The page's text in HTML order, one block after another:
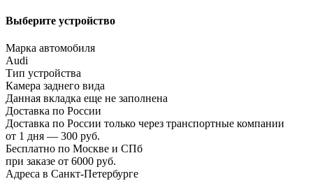
Выберите устройство
Марка автомобиля
Audi
Тип устройства
Камера заднего вида
Данная вкладка еще не заполнена
Доставка по России
Доставка по России только через транспортные компании
от 1 дня — 300 руб.
Бесплатно по Москве и СПб
при заказе от 6000 руб.
Адреса в Санкт-Петербурге